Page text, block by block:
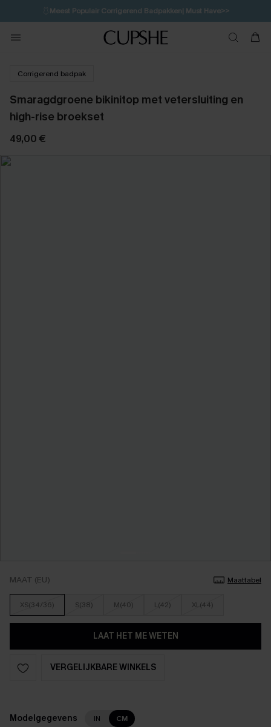
🩱Meest Populair Corrigerend Badpakken| Must Have>>
💌Abonneer je & ontvang tot 15% korting>>
Koop 3, krijg 15% korting | CODE: SW15
Corrigerend badpak
Smaragdgroene bikinitop met vetersluiting en
high-rise broekset
49,00 €
MAAT (EU) Maattabel
XS(34/36) S(38) M(40) L(42) XL(44)
LAAT HET ME WETEN
VERGELIJKBARE WINKELS
Modelgegevens IN CM